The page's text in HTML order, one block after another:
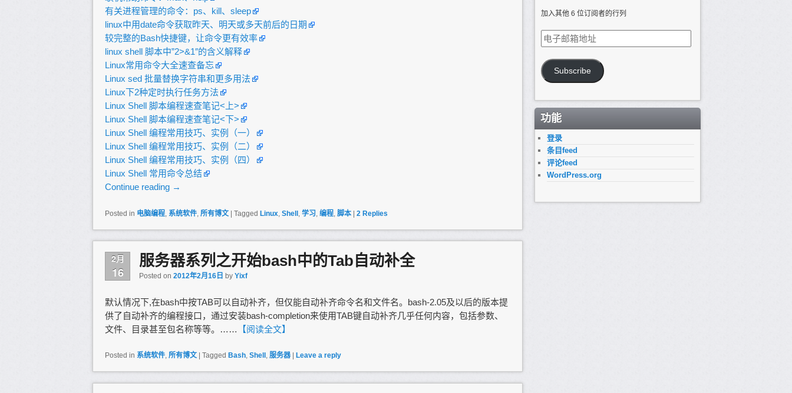
有关进程管理的命令：ps、kill、sleep
linux中用date命令获取昨天、明天或多天前后的日期
较完整的Bash快捷键，让命令更有效率
linux shell 脚本中”2>&1″的含义解释
Linux常用命令大全速查备忘
Linux sed 批量替换字符串和更多用法
Linux下2种定时执行任务方法
Linux Shell 脚本编程速查笔记<上>
Linux Shell 脚本编程速查笔记<下>
Linux Shell 编程常用技巧、实例（一）
Linux Shell 编程常用技巧、实例（二）
Linux Shell 编程常用技巧、实例（四）
Linux Shell 常用命令总结
Continue reading →
Posted in 电脑编程 系统软件 所有博文 | Tagged Linux Shell 学习 编程 脚本 | 2 Replies
2月
16
服务器系列之开始bash中的Tab自动补全
Posted on 2012年2月16日 by Yixf
默认情况下,在bash中按TAB可以自动补齐，但仅能自动补齐命令名和文件名。bash-2.05及以后的版本提
供了自动补齐的编程接口，通过安装bash-completion来使用TAB键自动补齐几乎任何内容，包括参数、
文件、目录甚至包名称等等。……
【阅读全文】
Posted in 系统软件, 所有博文 Tagged Bash, Shell , 服务器 Leave a reply
加入其他 6 位订阅者的行列
电
子
箱
地
Subscribe
功能
登录
条目feed
评论feed
WordPress.org